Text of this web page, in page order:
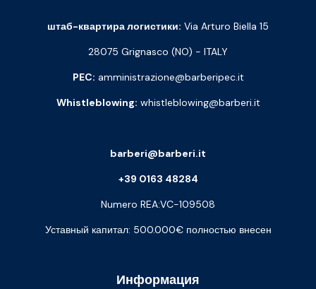
штаб-квартира логистики: Via Arturo Biella 15
28075 Grignasco (NO) - ITALY
PEC: amministrazione@barberipec.it
Whistleblowing: whistleblowing@barberi.it
Информация
barberi@barberi.it
+39 0163 48284
Numero REA:VC-109508
Уставный капитал: 500.000€ полностью внесен